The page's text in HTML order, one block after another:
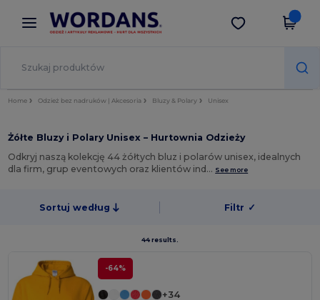
× Aplikacja Wordans
Lepsze ceny w aplikacji!
Pobierz app
Home Odzież bez nadruków | Akcesoria Bluzy & Polary Unisex
Żółte Bluzy i Polary Unisex – Hurtownia Odzieży
Odkryj naszą kolekcję 44 żółtych bluz i polarów unisex, idealnych
dla firm, grup eventowych oraz klientów ind… See more
Sortuj według Filtr ✓
44 results.
-64%
+34